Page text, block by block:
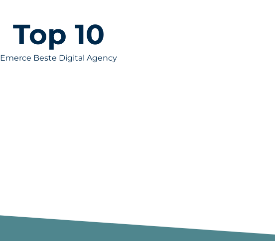
Emerce Beste Digital Agency
Top 10